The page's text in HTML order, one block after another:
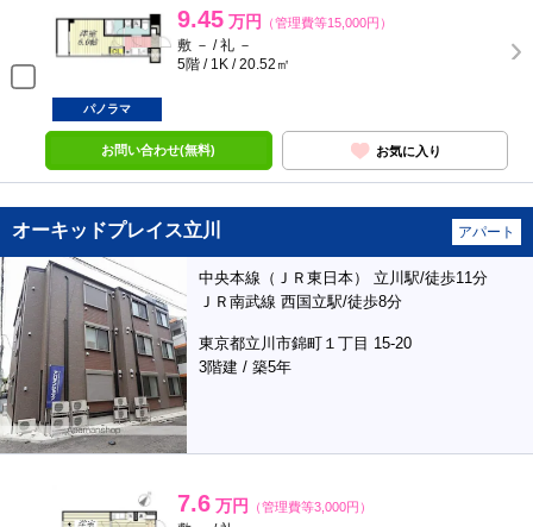
9.45 万円 （管理費等15,000円）
敷 － / 礼 －
5階 / 1K / 20.52㎡
パノラマ
お問い合わせ(無料) お気に入り
オーキッドプレイス立川 アパート
中央本線（ＪＲ東日本） 立川駅/徒歩11分
ＪＲ南武線 西国立駅/徒歩8分
東京都立川市錦町１丁目 15-20
3階建 / 築5年
7.6 万円 （管理費等3,000円）